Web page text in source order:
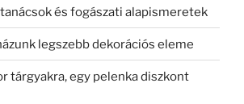
és fogászati alapismeretek
legszebb dekorációs eleme
tárgyakra, egy pelenka diszkont